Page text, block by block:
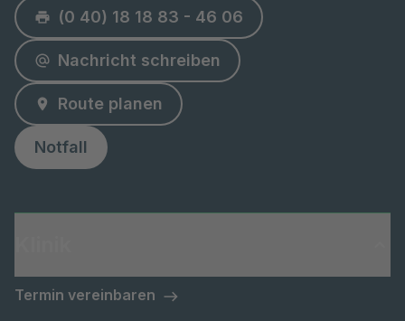
(0 40) 18 18 83 - 46 06
Nachricht schreiben
Route planen
Notfall
Termin vereinbaren